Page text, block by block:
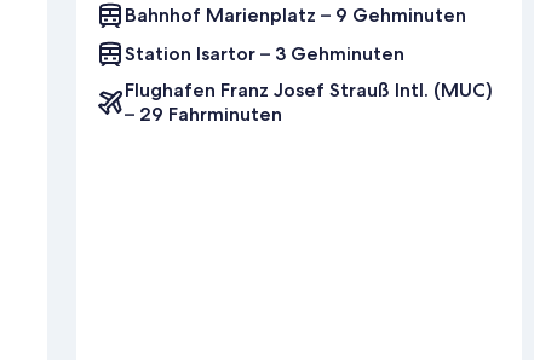
Bahnhof Marienplatz – 9 Gehminuten
Station Isartor – 3 Gehminuten
Flughafen Franz Josef Strauß Intl. (MUC)
– 29 Fahrminuten